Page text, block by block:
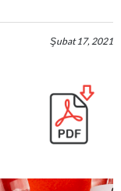
Şubat 17, 2021